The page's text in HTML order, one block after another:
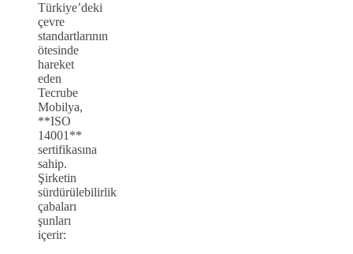
Türkiye’deki
çevre
standartlarının
ötesinde
hareket
eden
Tecrube
Mobilya,
**ISO
14001**
sertifikasına
sahip.
Şirketin
sürdürülebilirlik
çabaları
şunları
içerir: